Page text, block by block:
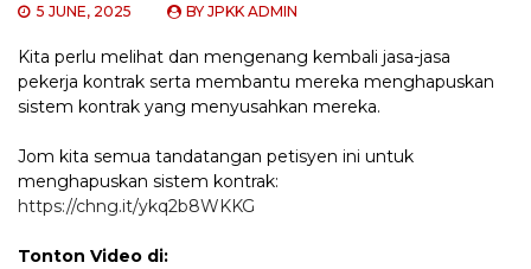
5 JUNE, 2025 BYJPKK ADMIN
Kita perlu melihat dan mengenang kembali jasa-jasa
pekerja kontrak serta membantu mereka menghapuskan
sistem kontrak yang menyusahkan mereka.
Jom kita semua tandatangan petisyen ini untuk
menghapuskan sistem kontrak:
https://chng.it/ykq2b8WKKG
Tonton Video di: